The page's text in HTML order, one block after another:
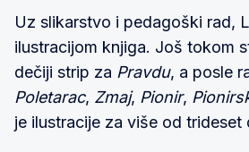
Uz slikarstvo i pedagoški rad,
ilustracijom knjiga. Još tokom
dečiji strip za Pravdu, a posle
Poletarac, Zmaj, Pionir,
je ilustracije za više od trideset